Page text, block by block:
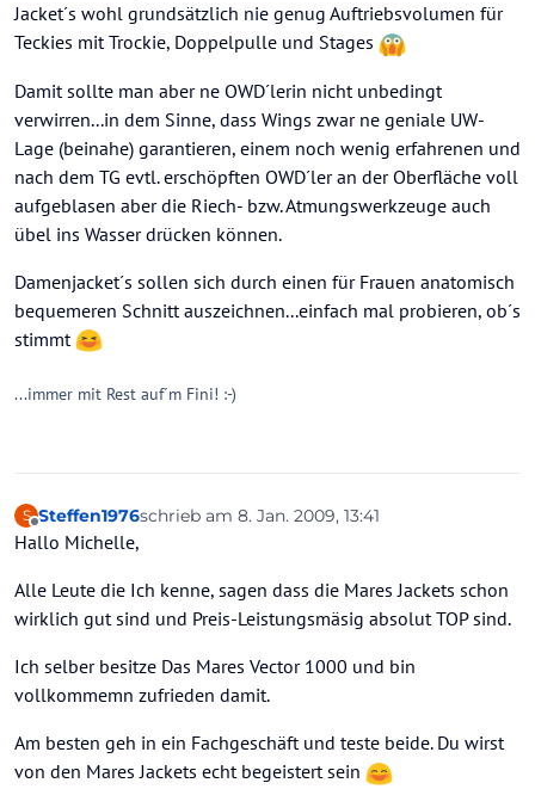
Jacket´s wohl grundsätzlich nie genug Auftriebsvolumen für
Teckies mit Trockie, Doppelpulle und Stages
Damit sollte man aber ne OWD´lerin nicht unbedingt
verwirren...in dem Sinne, dass Wings zwar ne geniale UW-
Lage (beinahe) garantieren, einem noch wenig erfahrenen und
nach dem TG evtl. erschöpften OWD´ler an der Oberfläche voll
aufgeblasen aber die Riech- bzw. Atmungswerkzeuge auch
übel ins Wasser drücken können.
Damenjacket´s sollen sich durch einen für Frauen anatomisch
bequemeren Schnitt auszeichnen...einfach mal probieren, ob´s
stimmt
...immer mit Rest auf´m Fini! :-)
S
Offline
Steffen1976schrieb am 8. Jan. 2009, 13:41
zuletzt editiert von
Hallo Michelle,
Alle Leute die Ich kenne, sagen dass die Mares Jackets schon
wirklich gut sind und Preis-Leistungsmäsig absolut TOP sind.
Ich selber besitze Das Mares Vector 1000 und bin
vollkommemn zufrieden damit.
Am besten geh in ein Fachgeschäft und teste beide. Du wirst
von den Mares Jackets echt begeistert sein